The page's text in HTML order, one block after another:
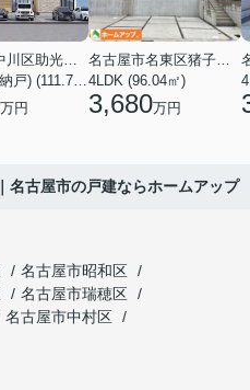
万円
4LDK (96.04㎡)
3,680万円
古屋市の戸建ならホームアップ
名古屋市昭和区
名古屋市瑞穂区
名古屋市中村区